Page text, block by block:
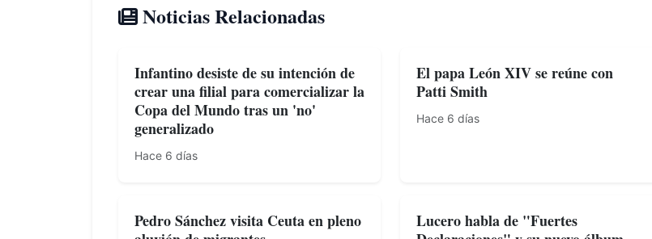
Noticias Relacionadas
Infantino desiste de su intención de
crear una filial para comercializar la
Copa del Mundo tras un 'no'
generalizado
Hace 6 días
El papa León XIV se reúne con
Patti Smith
Hace 6 días
Pedro Sánchez visita Ceuta en pleno
Lucero habla de "Fuertes